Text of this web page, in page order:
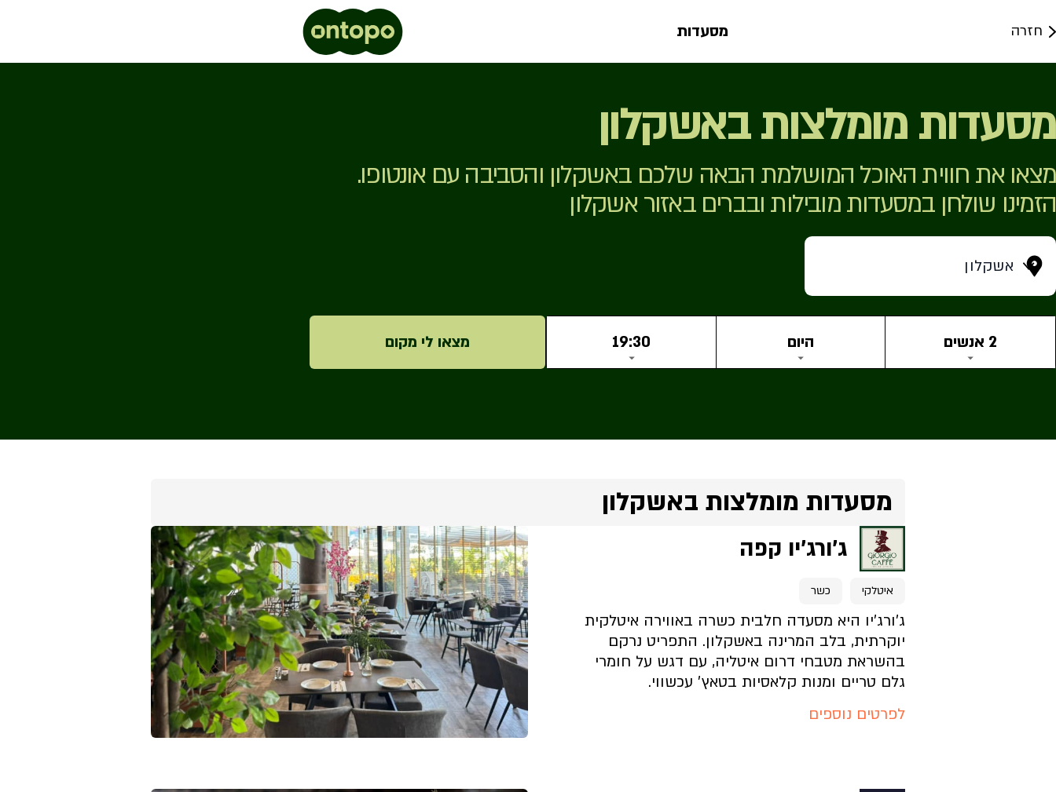
חזרה מסעדות
מסעדות מומלצות באשקלון
מצאו את חווית האוכל המושלמת הבאה שלכם באשקלון והסביבה עם אונטופו.
הזמינו שולחן במסעדות מובילות ובברים באזור אשקלון
אשקלון
2 אנשים היום 19:30 מצאו לי מקום
מסעדות מומלצות באשקלון
ג'ורג'יו קפה
איטלקי כשר
ג'ורג'יו היא מסעדה חלבית כשרה באווירה איטלקית
יוקרתית, בלב המרינה באשקלון. התפריט נרקם
בהשראת מטבחי דרום איטליה, עם דגש על חומרי
גלם טריים ומנות קלאסיות בטאץ׳ עכשווי.
לפרטים נוספים